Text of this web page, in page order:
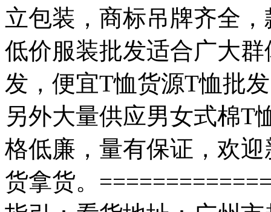
立包装，商标吊牌齐全
低价服装批发适合广大
发，便宜T恤货源T恤批
另外大量供应男女式棉T
格低廉，量有保证，欢
货拿货。